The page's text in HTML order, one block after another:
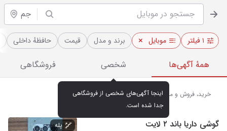
جم
۱ فیلتر موبایل برند و مدل قیمت حافظهٔ داخلی
همهٔ آگهی‌ها شخصی فروشگاهی
جدا شده است.
خرید، فروش و مشاهده قیمت روز موبایل در جم
گوشی داریا باند ۲ لایت پله